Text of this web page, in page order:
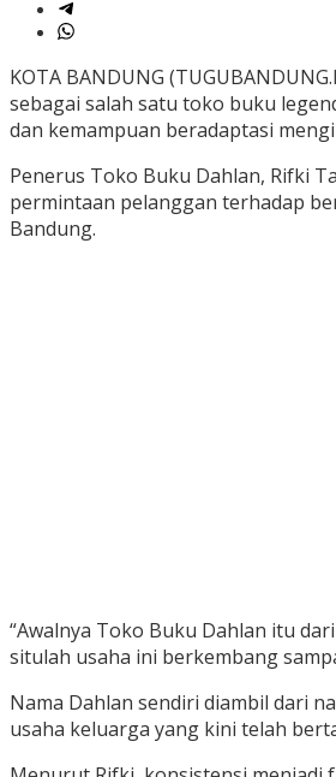
KOTA BANDUNG
sebagai salah satu toko buku
dan kemampuan beradaptasi
Penerus Toko Buku Dahlan, Rifki
permintaan pelanggan terhadap
Bandung.
“Awalnya Toko Buku Dahlan itu
situlah usaha ini berkembang
Nama Dahlan sendiri diambil dari
usaha keluarga yang kini telah